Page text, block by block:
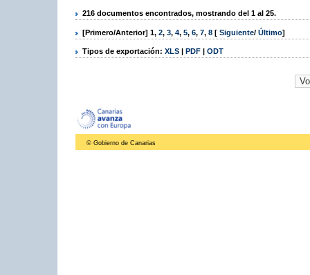
216 documentos encontrados, mostrando del 1 al 25.
[Primero/Anterior] 1, 2, 3, 4, 5, 6, 7, 8 [ Siguiente/ Último]
Tipos de exportación: XLS | PDF | ODT
© Gobierno de Canarias